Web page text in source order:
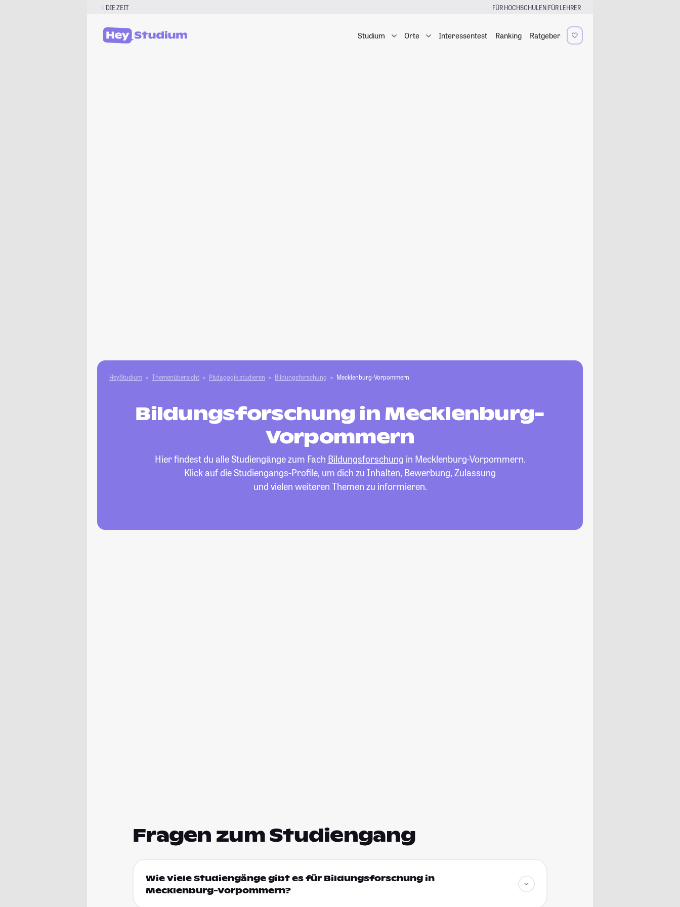
DIE ZEIT FÜR HOCHSCHULEN|FÜR LEHRER
Studium Orte Interessentest Ranking Ratgeber
HeyStudium Themenübersicht Pädagogik studieren Bildungsforschung Mecklenburg-Vorpommern
Bildungsforschung in Mecklenburg-
Vorpommern
Hier findest du alle Studiengänge zum Fach Bildungsforschung in Mecklenburg-Vorpommern.
Klick auf die Studiengangs-Profile, um dich zu Inhalten, Bewerbung, Zulassung
und vielen weiteren Themen zu informieren.
Fragen zum Studiengang
Wie viele Studiengänge gibt es für Bildungsforschung in
Mecklenburg-Vorpommern?